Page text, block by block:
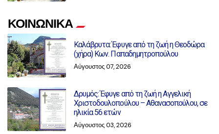
ΚΟΙΝΩΝΙΚΑ
Καλάβρυτα: Έφυγε από τη ζωή η Θεοδώρα
(χήρα) Κων. Παπαδημητροπούλου
Αύγουστος 07, 2026
Δρυμός: Έφυγε από τη ζωή η Αγγελική
Χριστοδουλοπούλου – Αθανασοπούλου, σε
ηλικία 56 ετών
Αύγουστος 03, 2026